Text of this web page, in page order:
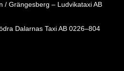
/ Grängesberg – Ludvikataxi AB
Dalarnas Taxi AB 0226–804